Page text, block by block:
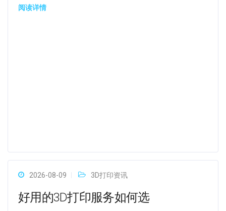
阅读详情
2026-08-09 3D打印资讯
好用的3D打印服务如何选